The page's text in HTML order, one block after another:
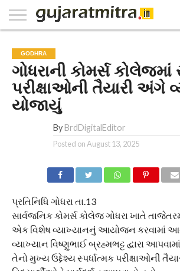
PAPER
NATIONAL
WORLD
BUSINESS
SPORTS
GUJARAT
OPINION
MORE
GODHRA
ગોધરાની કોમર્સ કોલેજમાં
પરીક્ષાઓની તૈયારી અંગે
યોજાયું
By BrdDigitalEditor
Posted onAugust 13, 2025
પ્રતિનિધિ ગોધરા તા.13
સાર્વજનિક કોમર્સ કોલેજ ગોધરા ખાતે
એક વિશેષ વ્યાખ્યાનનું આયોજન કરવામાં
વ્યાખ્યાન વિષ્ણુભાઈ બ્રહ્મભટ્ટ દ્વારા
તેનો મુખ્ય ઉદ્દેશ્ય સ્પર્ધાત્મક પરીક્ષાઓની